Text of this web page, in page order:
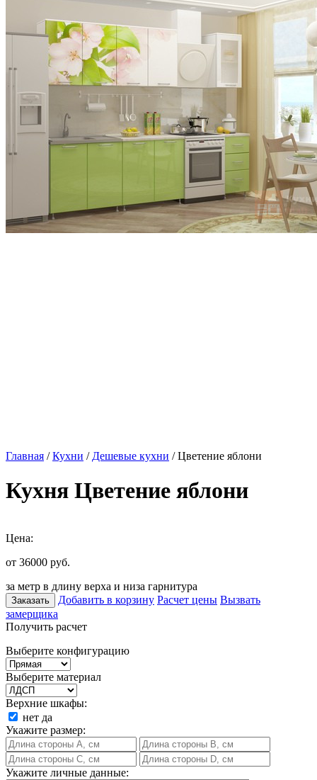
Главная /Кухни / Дешевые кухни / Цветение яблони
Кухня Цветение яблони
Цена:
от 36000 руб.
за метр в длину верха и низа гарнитура
Заказать Добавить в корзину Расчет цены Вызвать
замерщика
Получить расчет
Выберите конфигурацию
Выберите материал
Верхние шкафы:
нет да
Укажите размер:
Укажите личные данные: